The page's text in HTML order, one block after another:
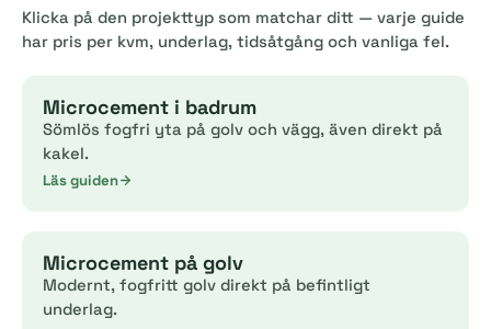
Klicka på den projekttyp som matchar ditt — varje guide
har pris per kvm, underlag, tidsåtgång och vanliga fel.
Microcement i badrum
Sömlös fogfri yta på golv och vägg, även direkt på
kakel.
Läs guiden
Microcement på golv
Modernt, fogfritt golv direkt på befintligt
underlag.